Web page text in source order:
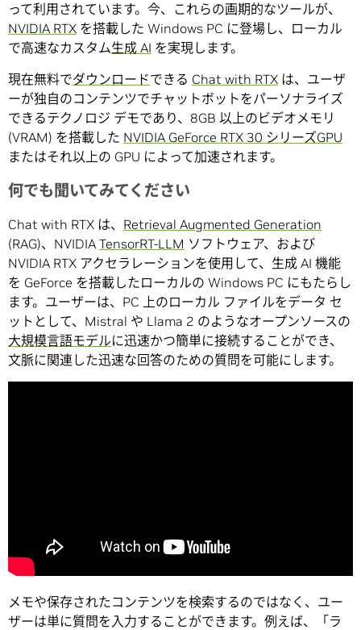
って利用されています。今、これらの画期的なツールが、
NVIDIA RTX を搭載した Windows PC に登場し、ローカル
で高速なカスタム生成 AI を実現します。
現在無料でダウンロードできる Chat with RTX は、ユーザ
ーが独自のコンテンツでチャットボットをパーソナライズ
できるテクノロジ デモであり、8GB 以上のビデオメモリ
(VRAM) を搭載した NVIDIA GeForce RTX 30 シリーズGPU
またはそれ以上の GPU によって加速されます。
何でも聞いてみてください
Chat with RTX は、 Retrieval Augmented Generation
(RAG)、NVIDIA TensorRT-LLM ソフトウェア、および
NVIDIA RTX アクセラレーションを使用して、生成 AI 機能
を GeForce を搭載したローカルの Windows PC にもたらし
ます。ユーザーは、PC 上のローカル ファイルをデータ セ
ットとして、Mistral や Llama 2 のようなオープンソースの
大規模言語モデルに迅速かつ簡単に接続することができ、
文脈に関連した迅速な回答のための質問を可能にします。
メモや保存されたコンテンツを検索するのではなく、ユー
ザーは単に質問を入力することができます。例えば、「ラ